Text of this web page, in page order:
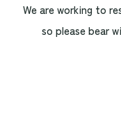
We are working to
so please bear